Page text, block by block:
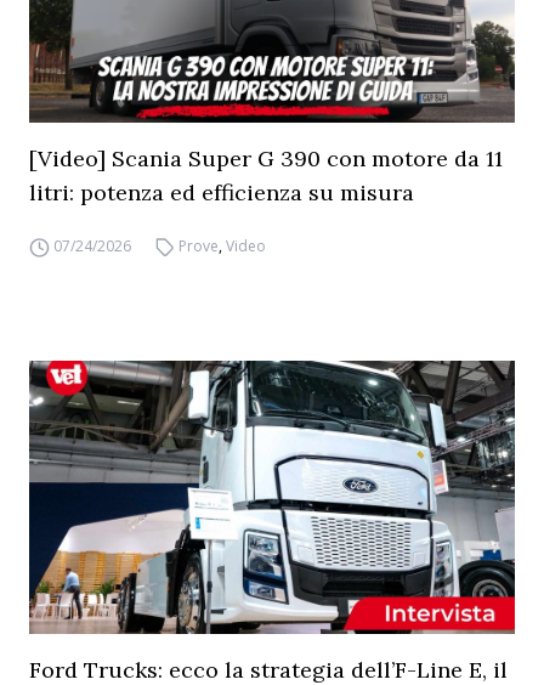
[Video] Scania Super G 390 con motore da 11
litri: potenza ed efficienza su misura
07/24/2026 Prove,Video
Ford Trucks: ecco la strategia dell’F-Line E, il